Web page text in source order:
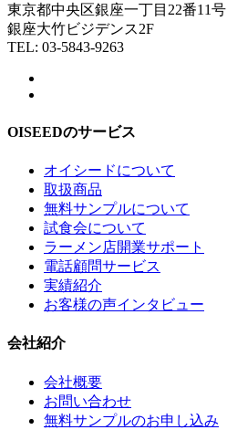
東京都中央区銀座一丁目22番11号
銀座大竹ビジデンス2F
TEL: 03-5843-9263
OISEEDのサービス
オイシードについて
取扱商品
無料サンプルについて
試食会について
ラーメン店開業サポート
電話顧問サービス
実績紹介
お客様の声インタビュー
会社紹介
会社概要
お問い合わせ
無料サンプルのお申し込み